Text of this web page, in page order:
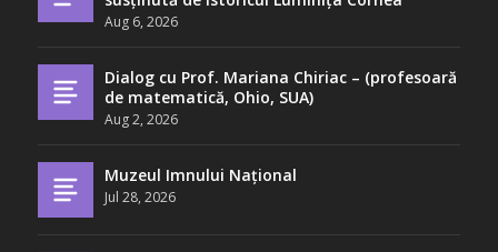
Aug 6, 2026
Dialog cu Prof. Mariana Chiriac – (profesoară
de matematică, Ohio, SUA)
Aug 2, 2026
Muzeul Imnului Național
Jul 28, 2026